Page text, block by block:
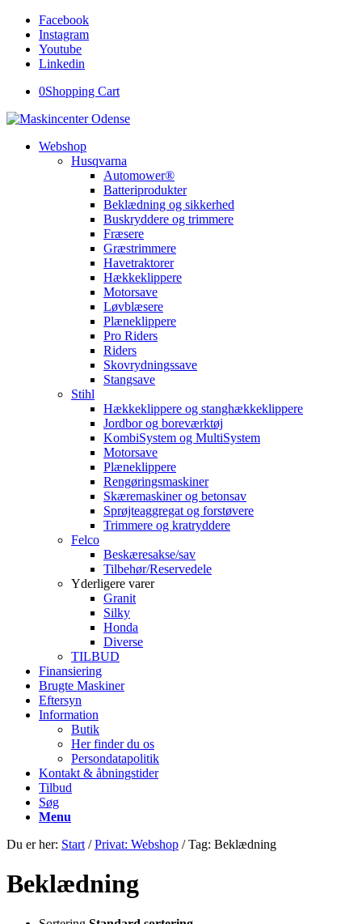
Facebook
Instagram
Youtube
Linkedin
0Shopping Cart
Webshop
Husqvarna
Automower®
Batteriprodukter
Beklædning og sikkerhed
Buskryddere og trimmere
Fræsere
Græstrimmere
Havetraktorer
Hækkeklippere
Motorsave
Løvblæsere
Plæneklippere
Pro Riders
Riders
Skovrydningssave
Stangsave
Stihl
Hækkeklippere og stanghækkeklippere
Jordbor og boreværktøj
KombiSystem og MultiSystem
Motorsave
Plæneklippere
Rengøringsmaskiner
Skæremaskiner og betonsav
Sprøjteaggregat og forstøvere
Trimmere og kratryddere
Felco
Beskæresakse/sav
Tilbehør/Reservedele
Yderligere varer
Granit
Silky
Honda
Diverse
TILBUD
Finansiering
Brugte Maskiner
Eftersyn
Information
Butik
Her finder du os
Persondatapolitik
Kontakt & åbningstider
Tilbud
Søg
Menu
Du er her: Start / Privat: Webshop / Tag: Beklædning
Beklædning